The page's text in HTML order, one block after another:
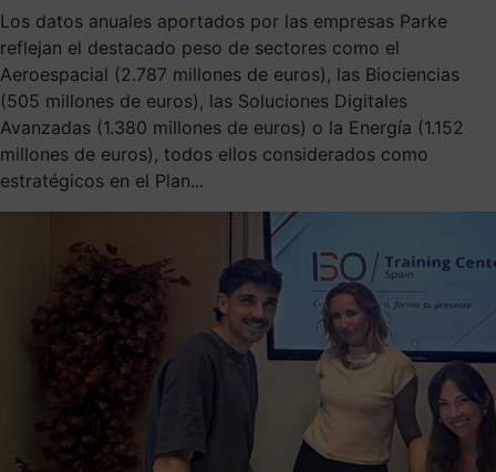
Los datos anuales aportados por las empresas Parke
reflejan el destacado peso de sectores como el
Aeroespacial (2.787 millones de euros), las Biociencias
(505 millones de euros), las Soluciones Digitales
Avanzadas (1.380 millones de euros) o la Energía (1.152
millones de euros), todos ellos considerados como
estratégicos en el Plan...